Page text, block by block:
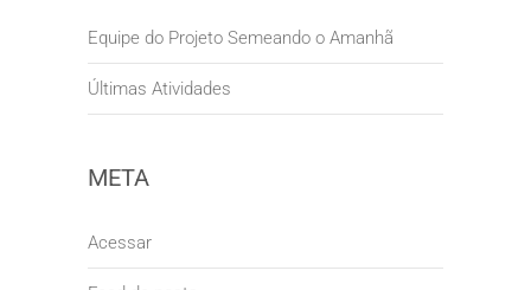
Equipe do Projeto Semeando o Amanhã
Últimas Atividades
META
Acessar